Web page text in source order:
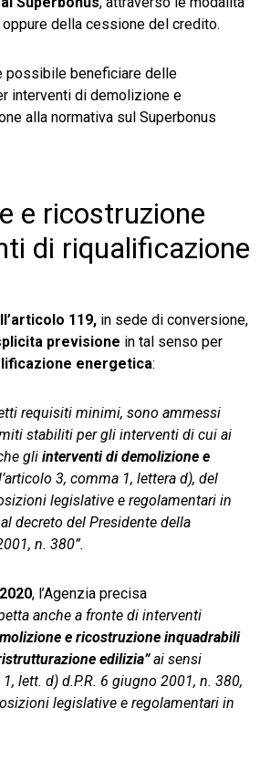
della cessione del credito.
possibile beneficiare delle
interventi di demolizione e
alla normativa sul Superbonus
e ricostruzione
di riqualificazione
119, in sede di conversione,
previsione in tal senso per
energetica:
requisiti minimi, sono ammessi
stabiliti per gli interventi di cui ai
gli interventi di demolizione e
3, comma 1, lettera d), del
legislative e regolamentari in
decreto del Presidente della
n. 380”.
, l’Agenzia precisa
anche a fronte di interventi
e ricostruzione inquadrabili
edilizia”ai sensi
lett. d) d.P.R. 6 giugno 2001, n. 380,
legislative e regolamentari in